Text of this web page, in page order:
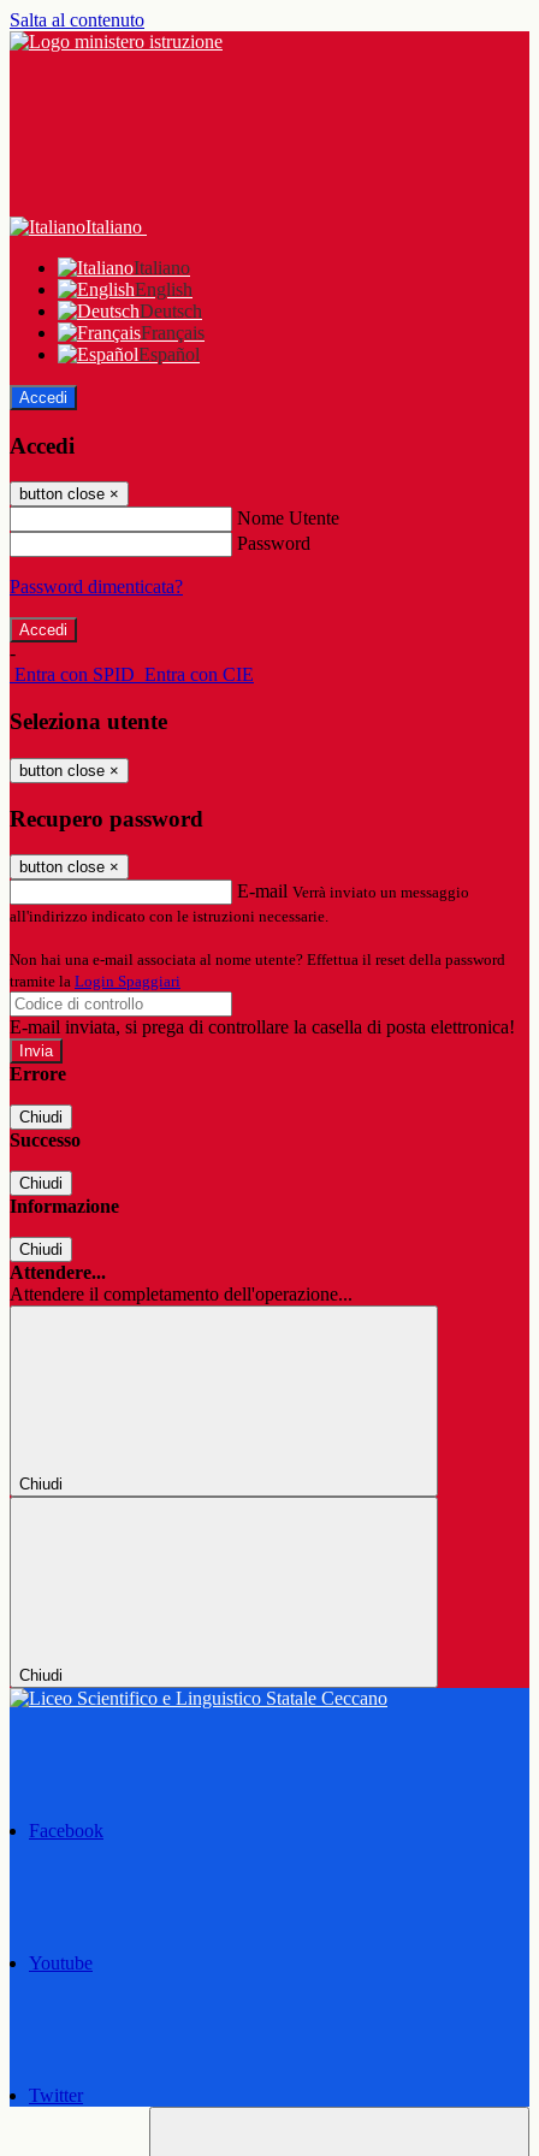
Salta al contenuto
Italiano
Italiano
English
Deutsch
Français
Español
Accedi
Accedi
button close ×
Nome Utente
Password
Password dimenticata?
-
Entra con SPID Entra con CIE
Seleziona utente
button close ×
Recupero password
button close ×
E-mail Verrà inviato un messaggio
all'indirizzo indicato con le istruzioni necessarie.
Non hai una e-mail associata al nome utente? Effettua il reset della password
tramite la Login Spaggiari
E-mail inviata, si prega di controllare la casella di posta elettronica!
Errore
Chiudi
Successo
Chiudi
Informazione
Chiudi
Attendere...
Attendere il completamento dell'operazione...
Chiudi
Chiudi
Facebook
Youtube
Twitter